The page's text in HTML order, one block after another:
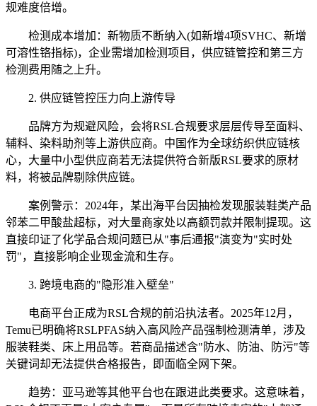
规难度倍增。
检测成本增加：新物质不断纳入(如新增4项SVHC、新增
可溶性铬指标)，企业需增加检测项目，供应链管控和第三方
检测费用随之上升。
2. 供应链管控压力向上游传导
品牌方为规避风险，会将RSL合规要求层层传导至面料、
辅料、染料助剂等上游供应商。中国作为全球纺织供应链核
心，大量中小型供应商若无法提供符合新版RSL要求的原材
料，将被品牌剔除供应链。
案例警示：2024年，某出海平台因抽检发现服装鞋类产品
邻苯二甲酸盐超标，对大量商家处以高额罚款并限制提现。这
直接印证了化学品合规问题已从"事后通报"演变为"实时处
罚"，直接影响企业现金流和生存。
3. 跨境电商的"隐形准入壁垒"
电商平台正成为RSL合规的前沿执法者。2025年12月，
Temu已明确将RSLPFAS纳入高风险产品强制检测清单，涉及
服装鞋类、床上用品等。若商品描述含"防水、防油、防污"等
关键词却无法提供合格报告，即面临全网下架。
趋势：亚马逊等其他平台也在跟进此类要求。这意味着，